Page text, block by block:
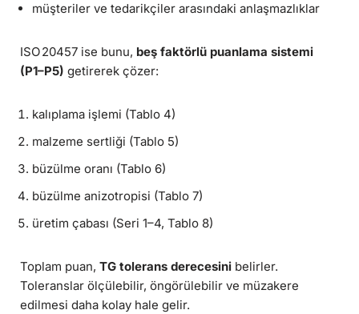
müşteriler ve tedarikçiler arasındaki anlaşmazlıklar
ISO 20457 ise bunu, beş faktörlü puanlama sistemi
(P1–P5) getirerek çözer:
kalıplama işlemi (Tablo 4)
malzeme sertliği (Tablo 5)
büzülme oranı (Tablo 6)
büzülme anizotropisi (Tablo 7)
üretim çabası (Seri 1–4, Tablo 8)
Toplam puan, TG tolerans derecesini belirler.
Toleranslar ölçülebilir, öngörülebilir ve müzakere
edilmesi daha kolay hale gelir.